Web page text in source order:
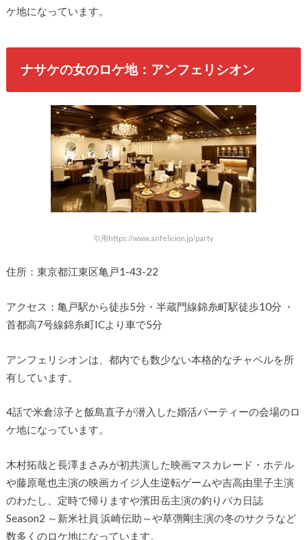
ケ地になっています。
ナサケの女のロケ地：アンフェリシオン
引用https://www.anfelicion.jp/party
住所：東京都江東区亀戸1-43-22
アクセス：亀戸駅から徒歩5分・半蔵門線錦糸町駅徒歩10分 ・
首都高7号線錦糸町ICより車で5分
アンフェリシオンは、都内でも数少ない本格的なチャペルを所
有しています。
4話で米倉涼子と飯島直子が潜入した婚活パーティーの会場のロ
ケ地になっています。
木村拓哉と長澤まさみが初共演した映画マスカレード・ホテル
や藤原竜也主演の映画カイジ人生逆転ゲームや吉高由里子主演
のわたし、定時で帰りますや濱田岳主演の釣りバカ日誌
Season2 ～新米社員 浜崎伝助～や草彅剛主演の冬のサクラなど
数多くのロケ地になっています。